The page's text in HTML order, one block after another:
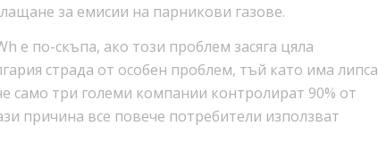
за емисии на парникови газове.
е по-скъпа, ако този проблем засяга цяла
страда от особен проблем, тъй като има липса
само три големи компании контролират 90% от
причина все повече потребители използват